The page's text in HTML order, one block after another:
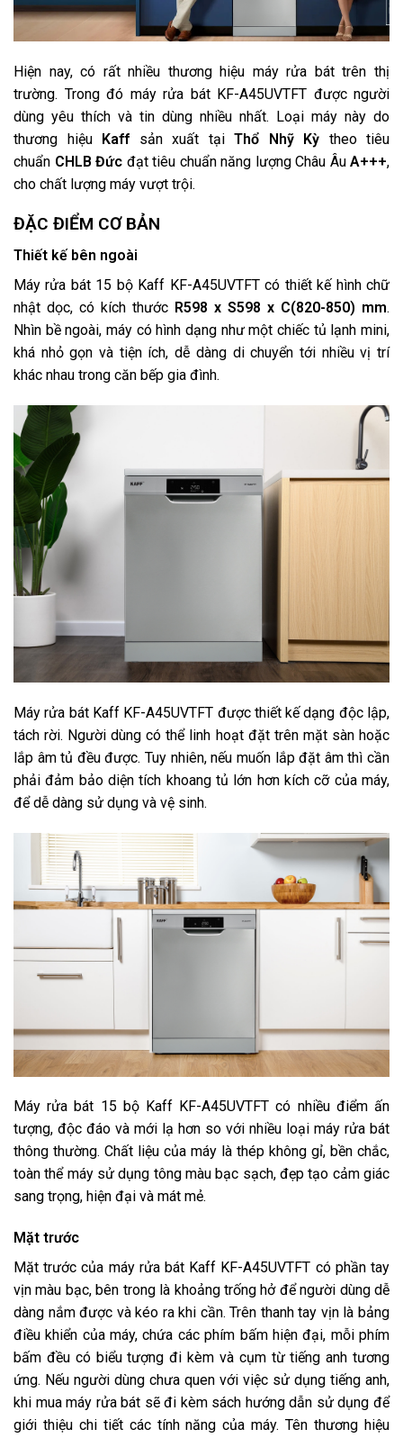
Hiện nay, có rất nhiều thương hiệu máy rửa bát trên thị
trường. Trong đó máy rửa bát KF-A45UVTFT được người
dùng yêu thích và tin dùng nhiều nhất. Loại máy này do
thương hiệu Kaff sản xuất tại Thổ Nhỹ Kỳ theo tiêu
chuẩn CHLB Đức đạt tiêu chuẩn năng lượng Châu Âu A+++,
cho chất lượng máy vượt trội.
ĐẶC ĐIỂM CƠ BẢN
Thiết kế bên ngoài
Máy rửa bát 15 bộ Kaff KF-A45UVTFT có thiết kế hình chữ
nhật dọc, có kích thước R598 x S598 x C(820-850) mm.
Nhìn bề ngoài, máy có hình dạng như một chiếc tủ lạnh mini,
khá nhỏ gọn và tiện ích, dễ dàng di chuyển tới nhiều vị trí
khác nhau trong căn bếp gia đình.
Máy rửa bát Kaff KF-A45UVTFT được thiết kế dạng độc lập,
tách rời. Người dùng có thể linh hoạt đặt trên mặt sàn hoặc
lắp âm tủ đều được. Tuy nhiên, nếu muốn lắp đặt âm thì cần
phải đảm bảo diện tích khoang tủ lớn hơn kích cỡ của máy,
để dễ dàng sử dụng và vệ sinh.
Máy rửa bát 15 bộ Kaff KF-A45UVTFT có nhiều điểm ấn
tượng, độc đáo và mới lạ hơn so với nhiều loại máy rửa bát
thông thường. Chất liệu của máy là thép không gỉ, bền chắc,
toàn thể máy sử dụng tông màu bạc sạch, đẹp tạo cảm giác
sang trọng, hiện đại và mát mẻ.
Mặt trước
Mặt trước của máy rửa bát Kaff KF-A45UVTFT có phần tay
vịn màu bạc, bên trong là khoảng trống hở để người dùng dễ
dàng nắm được và kéo ra khi cần. Trên thanh tay vịn là bảng
điều khiển của máy, chứa các phím bấm hiện đại, mỗi phím
bấm đều có biểu tượng đi kèm và cụm từ tiếng anh tương
ứng. Nếu người dùng chưa quen với việc sử dụng tiếng anh,
khi mua máy rửa bát sẽ đi kèm sách hướng dẫn sử dụng để
giới thiệu chi tiết các tính năng của máy. Tên thương hiệu